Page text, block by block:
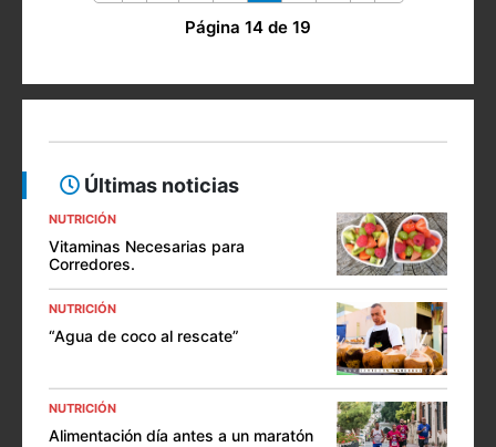
Página 14 de 19
Últimas noticias
NUTRICIÓN
Vitaminas Necesarias para
Corredores.
NUTRICIÓN
“Agua de coco al rescate”
NUTRICIÓN
Alimentación día antes a un maratón